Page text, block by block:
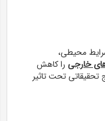
محیطی،
خارجیرا کاهش
تحت تاثیر